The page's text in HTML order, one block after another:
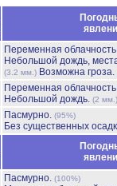
Переменная
Небольшой дождь,
(3.2 мм.) Возможна гроза.
Переменная
Небольшой дождь. (2 мм.)
Пасмурно. (95%)
Без существенных
Пасмурно. (100%)